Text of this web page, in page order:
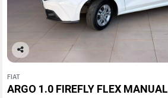
Co
arti
lhe
FIAT
ARGO 1.0 FIREFLY FLEX MANUAL